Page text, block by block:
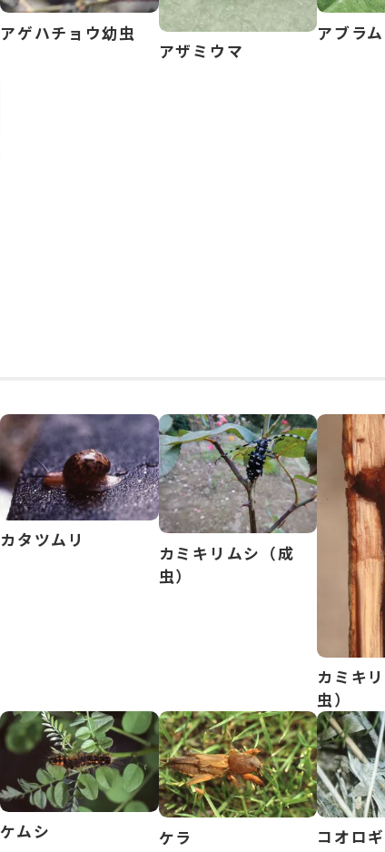
アゲハチョウ幼虫
アザミウマ
アブラ
カタツムリ
カミキリムシ（成
虫）
カミキ
虫）
ケムシ ケラ コオロギ